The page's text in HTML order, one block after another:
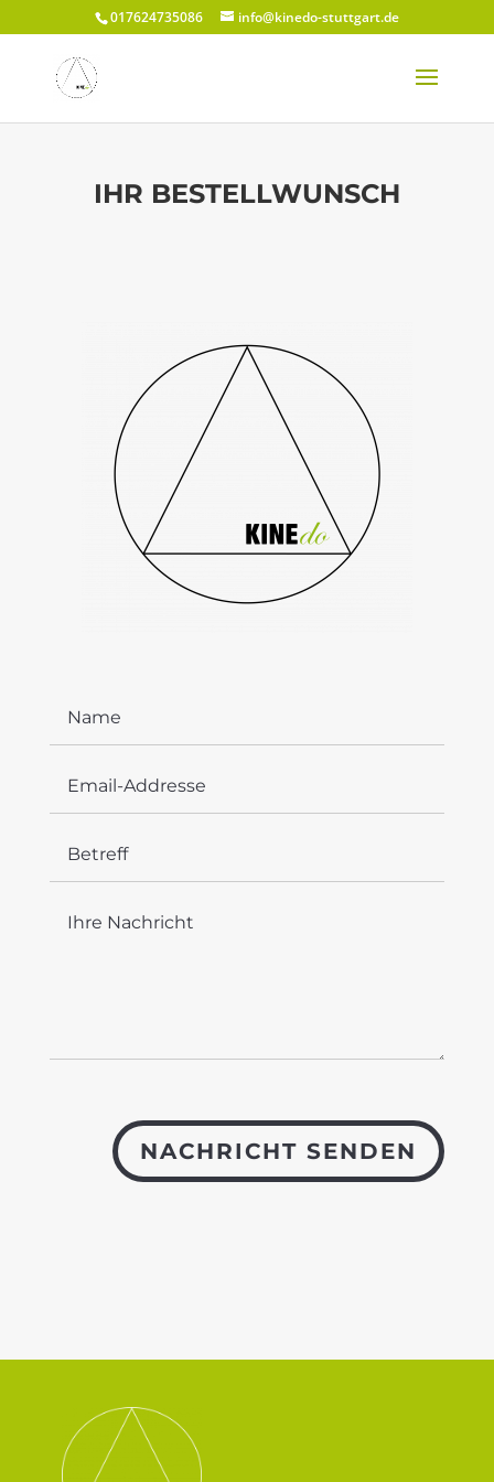
017624735086 info@kinedo-stuttgart.de
IHR BESTELLWUNSCH
NACHRICHT SENDEN